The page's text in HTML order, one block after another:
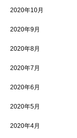
2020年10月
2020年9月
2020年8月
2020年7月
2020年6月
2020年5月
2020年4月